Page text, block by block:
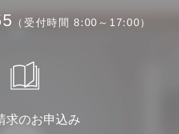
（受付時間 8:00～17:00）
求のお申込み